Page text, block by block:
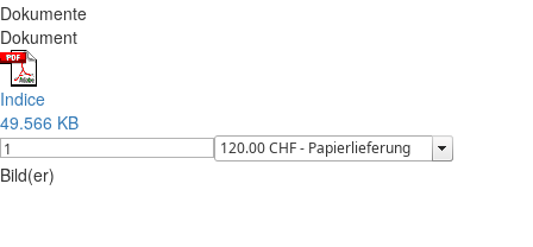
Dokumente
Dokument
Indice
49.566 KB
Bild(er)